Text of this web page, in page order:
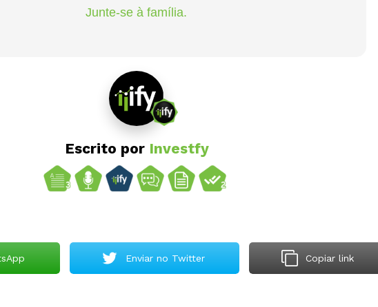
Junte-se à família.
Escrito por Investfy
Enviar no Twitter Copiar link